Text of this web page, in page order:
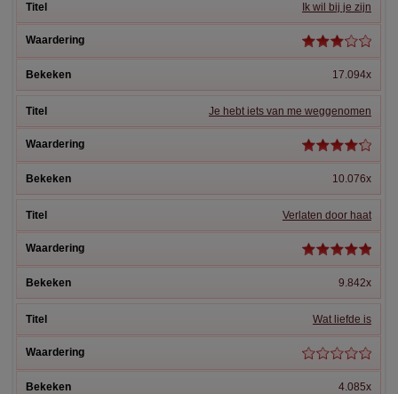
Ik wil bij je zijn
17.094x
Je hebt iets van me weggenomen
10.076x
Verlaten door haat
9.842x
Wat liefde is
4.085x